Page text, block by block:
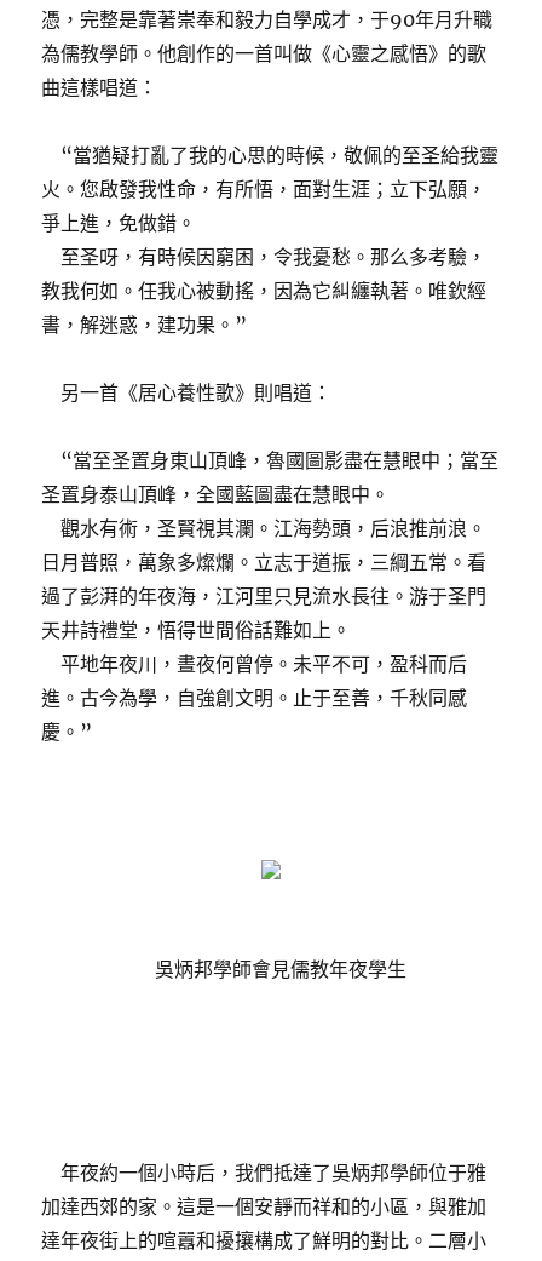
憑，完整是靠著崇奉和毅力自學成才，于90年月升職
為儒教學師。他創作的一首叫做《心靈之感悟》的歌
曲這樣唱道：
“當猶疑打亂了我的心思的時候，敬佩的至圣給我靈
火。您啟發我性命，有所悟，面對生涯；立下弘願，
爭上進，免做錯。
至圣呀，有時候因窮困，令我憂愁。那么多考驗，
教我何如。任我心被動搖，因為它糾纏執著。唯欽經
書，解迷惑，建功果。”
另一首《居心養性歌》則唱道：
“當至圣置身東山頂峰，魯國圖影盡在慧眼中；當至
圣置身泰山頂峰，全國藍圖盡在慧眼中。
觀水有術，圣賢視其瀾。江海勢頭，后浪推前浪。
日月普照，萬象多燦爛。立志于道振，三綱五常。看
過了彭湃的年夜海，江河里只見流水長往。游于圣門
天井詩禮堂，悟得世間俗話難如上。
平地年夜川，晝夜何曾停。未平不可，盈科而后
進。古今為學，自強創文明。止于至善，千秋同感
慶。”
吳炳邦學師會見儒教年夜學生
年夜約一個小時后，我們抵達了吳炳邦學師位于雅
加達西郊的家。這是一個安靜而祥和的小區，與雅加
達年夜街上的喧囂和擾攘構成了鮮明的對比。二層小